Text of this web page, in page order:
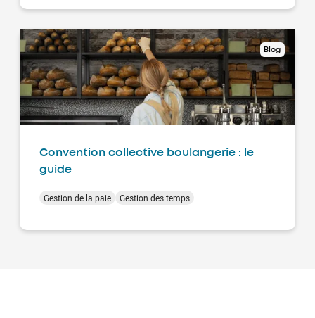
Blog
Convention collective boulangerie : le
guide
Gestion de la paie Gestion des temps